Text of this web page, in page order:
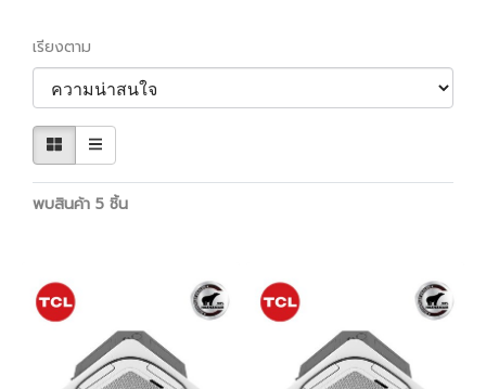
เรียงตาม
พบสินค้า 5 ชิ้น